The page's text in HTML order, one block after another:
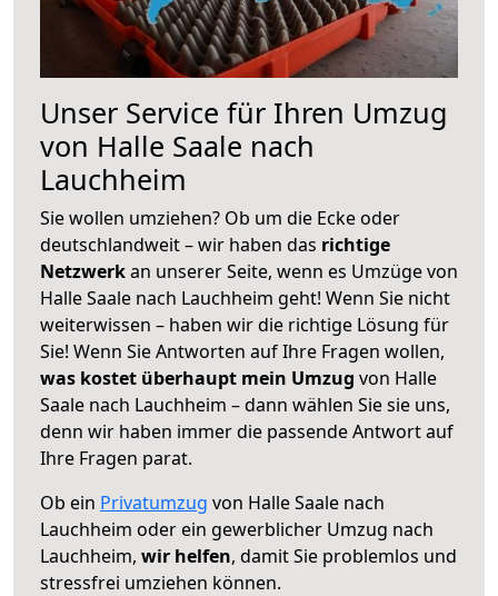
Unser Service für Ihren Umzug
von Halle Saale nach
Lauchheim
Sie wollen umziehen? Ob um die Ecke oder
deutschlandweit – wir haben das richtige
Netzwerkan unserer Seite, wenn es Umzüge von
Halle Saale nach Lauchheim geht! Wenn Sie nicht
weiterwissen – haben wir die richtige Lösung für
Sie! Wenn Sie Antworten auf Ihre Fragen wollen,
was kostet überhaupt mein Umzug von Halle
Saale nach Lauchheim – dann wählen Sie sie uns,
denn wir haben immer die passende Antwort auf
Ihre Fragen parat.
Ob ein Privatumzug von Halle Saale nach
Lauchheim oder ein gewerblicher Umzug nach
Lauchheim, wir helfen, damit Sie problemlos und
stressfrei umziehen können.